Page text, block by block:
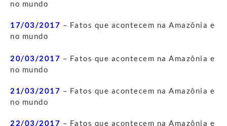
no mundo
17/03/2017 – Fatos que acontecem na Amazônia e
no mundo
20/03/2017 – Fatos que acontecem na Amazônia e
no mundo
21/03/2017 – Fatos que acontecem na Amazônia e
no mundo
22/03/2017 – Fatos que acontecem na Amazônia e